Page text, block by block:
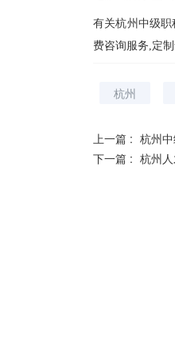
有关杭州中级
费咨询服务,定
杭州
上一篇 : 杭州
下一篇 : 杭州